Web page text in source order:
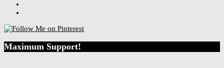
Maximum Support!